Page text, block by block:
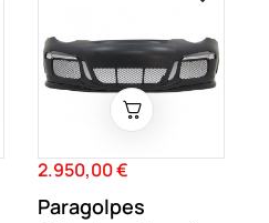
Precio
2.950,00 €
Paragolpes